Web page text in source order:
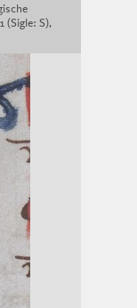
(Sigle: S),